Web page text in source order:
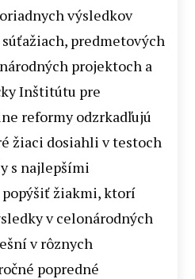
výsledkov
predmetových
projektoch a
Inštitútu pre
reformy odzrkadľujú
žiaci dosiahli v testoch
s najlepšími
popýšiť žiakmi, ktorí
v celonárodných
v rôznych
popredné